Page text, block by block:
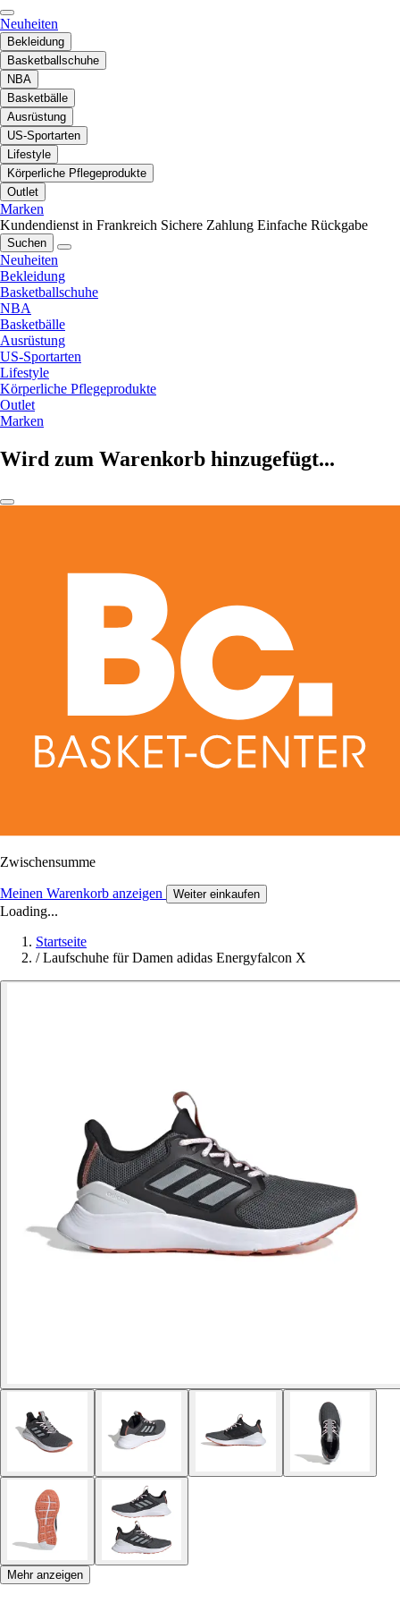
Neuheiten
Bekleidung
Basketballschuhe
NBA
Basketbälle
Ausrüstung
US-Sportarten
Lifestyle
Körperliche Pflegeprodukte
Outlet
Marken
Kundendienst in Frankreich Sichere Zahlung Einfache Rückgabe
Suchen
Neuheiten
Bekleidung
Basketballschuhe
NBA
Basketbälle
Ausrüstung
US-Sportarten
Lifestyle
Körperliche Pflegeprodukte
Outlet
Marken
Wird zum Warenkorb hinzugefügt...
Zwischensumme
Meinen Warenkorb anzeigen Weiter einkaufen
Loading...
Startseite
/ Laufschuhe für Damen adidas Energyfalcon X
Mehr anzeigen